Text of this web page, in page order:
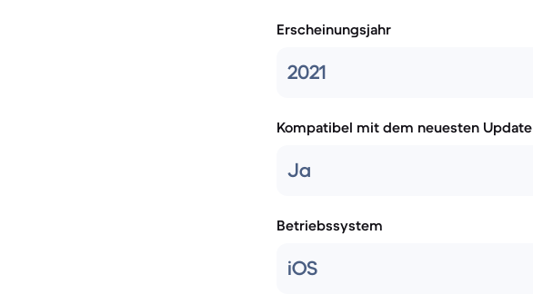
Erscheinungsjahr
2021
Kompatibel mit dem neuesten Update
Ja
Betriebssystem
iOS